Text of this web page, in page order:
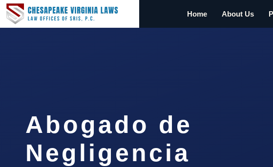
Home About Us
Abogado de
Negligencia